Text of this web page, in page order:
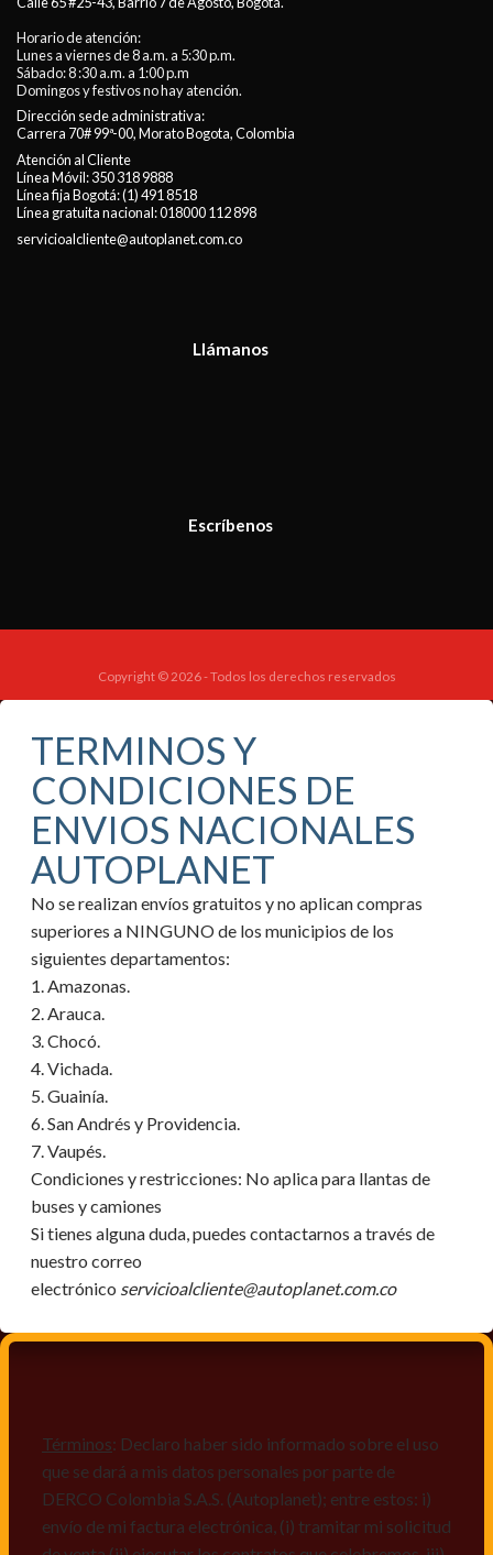
Horario de atención:
Lunes a viernes de 8 a.m. a 5:30 p.m.
Sábado: 8 :30 a.m. a 1:00 p.m
Domingos y festivos no hay atención.
Dirección sede administrativa:
Carrera 70# 99ª-00, Morato Bogota, Colombia
Atención al Cliente
Línea Móvil:350 318 9888
Línea fija Bogotá:(1) 491 8518
Línea gratuita nacional:018000 112 898
servicioalcliente@autoplanet.com.co
Llámanos
Escríbenos
Copyright © 2026 - Todos los derechos reservados
TERMINOS Y
CONDICIONES DE
ENVIOS NACIONALES
AUTOPLANET
No se realizan envíos gratuitos y no aplican compras
superiores a NINGUNO de los municipios de los
siguientes departamentos:
1. Amazonas.
2. Arauca.
3. Chocó.
4. Vichada.
5. Guainía.
6. San Andrés y Providencia.
7. Vaupés.
Condiciones y restricciones: No aplica para llantas de
buses y camiones
Si tienes alguna duda, puedes contactarnos a través de
nuestro correo
electrónico servicioalcliente@autoplanet.com.co
Términos: Declaro haber sido informado sobre el uso
que se dará a mis datos personales por parte de
DERCO Colombia S.A.S. (Autoplanet); entre estos: i)
envío de mi factura electrónica, (i) tramitar mi solicitud